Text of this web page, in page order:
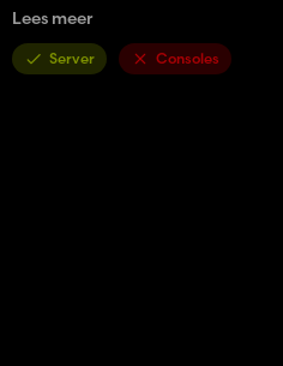
while waiting for V2, thank you to
Please respect the original link !!!
Lees meer
Server Consoles